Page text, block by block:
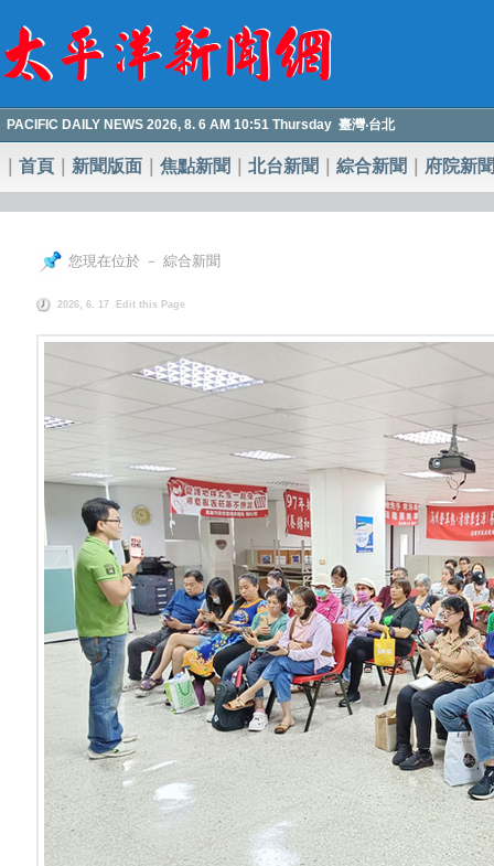
PACIFIC DAILY NEWS 2026, 8. 6 AM 10:51 Thursday 臺灣‧台北
首頁 新聞版面 焦點新聞 北台新聞 綜合新聞 府院新聞
您現在位於 － 綜合新聞
2026, 6. 17 Edit this Page